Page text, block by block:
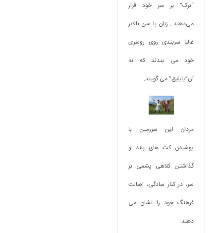
“برک” بر سر خود قرار
می‌دهند . زنان با سن بالاتر
غالبا سربندی روی روسری
خود می بندند که به
آن”یایلیق” می گویند.
مردان این سرزمین با
پوشیدن کت های بلند و
گذاشتن کلاهی پشمی بر
سر، در کنار سادگی، اصالت
فرهنگ خود را نشان می
‌دهند.